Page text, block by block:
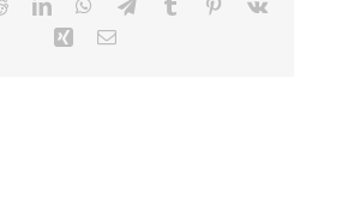
RedditLinkedInWhatsApp
TelegramTumblr Pinterest
Vk
Xing Email